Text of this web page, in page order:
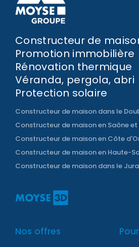
Constructeur de
Promotion immobilière
Rénovation thermique
Véranda, pergola, abri
Protection solaire
Constructeur de maison dans le
Constructeur de maison en Saône et
Constructeur de maison en Côte
Constructeur de maison en Haute-
Constructeur de maison dans le Jura
Nos offres